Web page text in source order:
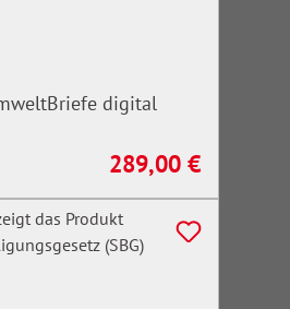
digital
Regulärer Preis:
289,00 €